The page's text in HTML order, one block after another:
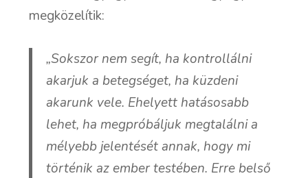
megközelítik:
„Sokszor nem segít, ha kontrollálni
akarjuk a betegséget, ha küzdeni
akarunk vele. Ehelyett hatásosabb
lehet, ha megpróbáljuk megtalálni a
mélyebb jelentését annak, hogy mi
történik az ember testében. Erre belső